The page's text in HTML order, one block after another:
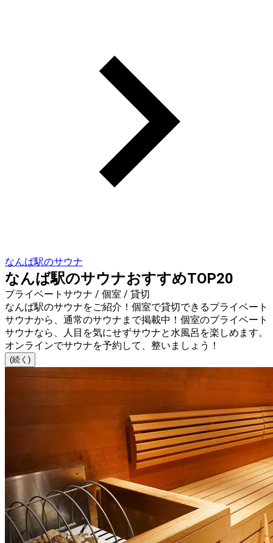
なんば駅のサウナ
なんば駅のサウナおすすめTOP20
プライベートサウナ / 個室 / 貸切
なんば駅のサウナをご紹介！個室で貸切できるプライベート
サウナから、通常のサウナまで掲載中！個室のプライベート
サウナなら、人目を気にせずサウナと水風呂を楽しめます。
オンラインでサウナを予約して、整いましょう！
(続く)